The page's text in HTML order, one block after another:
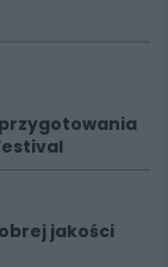
jakości